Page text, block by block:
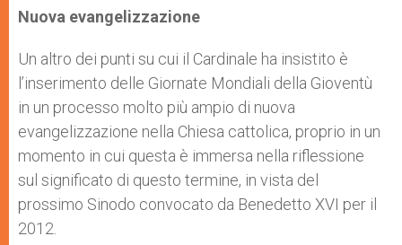
Nuova evangelizzazione
Un altro dei punti su cui il Cardinale ha insistito è
l’inserimento delle Giornate Mondiali della Gioventù
in un processo molto più ampio di nuova
evangelizzazione nella Chiesa cattolica, proprio in un
momento in cui questa è immersa nella riflessione
sul significato di questo termine, in vista del
prossimo Sinodo convocato da Benedetto XVI per il
2012.